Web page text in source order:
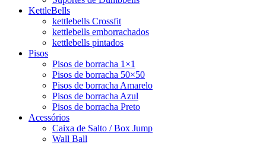
KettleBells
kettlebells Crossfit
kettlebells emborrachados
kettlebells pintados
Pisos
Pisos de borracha 1×1
Pisos de borracha 50×50
Pisos de borracha Amarelo
Pisos de borracha Azul
Pisos de borracha Preto
Acessórios
Caixa de Salto / Box Jump
Wall Ball